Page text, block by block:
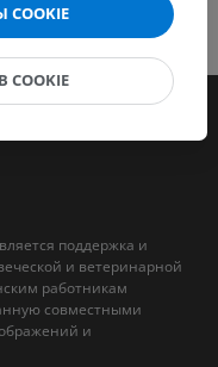
поддержка и
и ветеринарной
работникам
совместными
и